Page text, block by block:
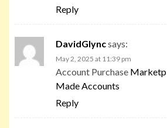
Reply
DavidGlyncsays:
May 2, 2025 at 11:39 pm
Account Purchase
Made Accounts
Reply